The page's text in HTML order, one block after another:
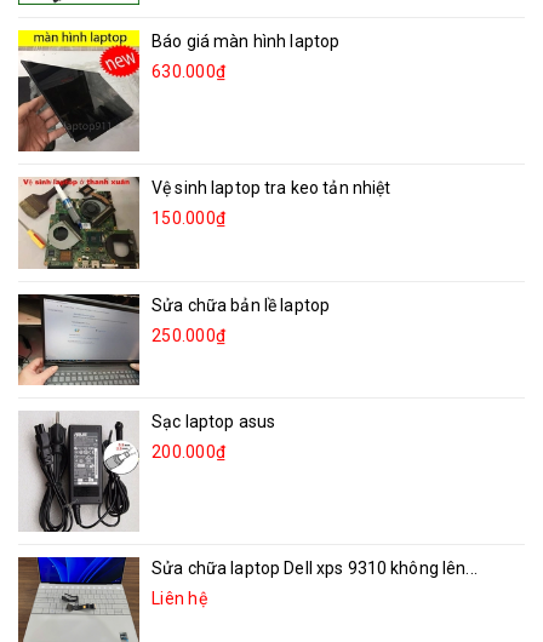
Báo giá màn hình laptop
630.000₫
Vệ sinh laptop tra keo tản nhiệt
150.000₫
Sửa chữa bản lề laptop
250.000₫
Sạc laptop asus
200.000₫
Sửa chữa laptop Dell xps 9310 không lên...
Liên hệ